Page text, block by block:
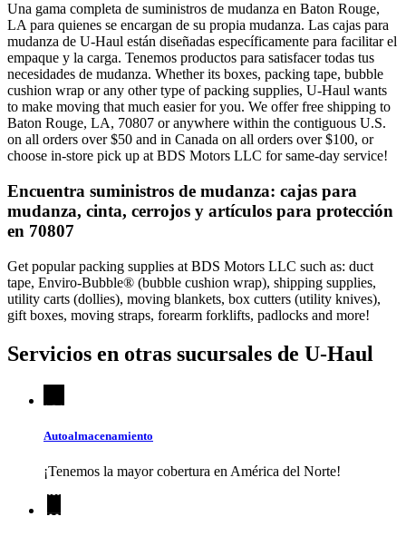
Una gama completa de suministros de mudanza en Baton Rouge,
LA para quienes se encargan de su propia mudanza. Las cajas para
mudanza de U-Haul están diseñadas específicamente para facilitar el
empaque y la carga. Tenemos productos para satisfacer todas tus
necesidades de mudanza. Whether its boxes, packing tape, bubble
cushion wrap or any other type of packing supplies, U-Haul wants
to make moving that much easier for you. We offer free shipping to
Baton Rouge, LA, 70807 or anywhere within the contiguous U.S.
on all orders over $50 and in Canada on all orders over $100, or
choose in-store pick up at BDS Motors LLC for same-day service!
Encuentra suministros de mudanza: cajas para
mudanza, cinta, cerrojos y artículos para protección
en 70807
Get popular packing supplies at BDS Motors LLC such as: duct
tape, Enviro-Bubble® (bubble cushion wrap), shipping supplies,
utility carts (dollies), moving blankets, box cutters (utility knives),
gift boxes, moving straps, forearm forklifts, padlocks and more!
Servicios en otras sucursales de U-Haul
Autoalmacenamiento
¡Tenemos la mayor cobertura en América del Norte!